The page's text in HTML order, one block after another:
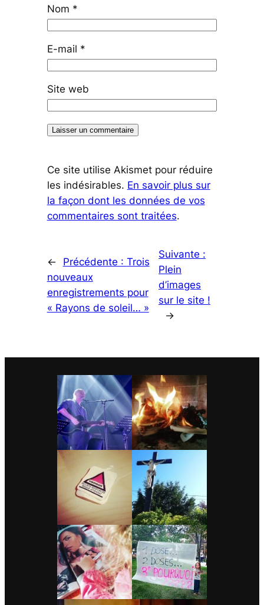
Nom *
E-mail *
Site web
Ce site utilise Akismet pour réduire
les indésirables. En savoir plus sur
la façon dont les données de vos
commentaires sont traitées.
← Précédente : Trois
nouveaux
enregistrements pour
« Rayons de soleil… »
Suivante :
Plein
d’images
sur le site !
→